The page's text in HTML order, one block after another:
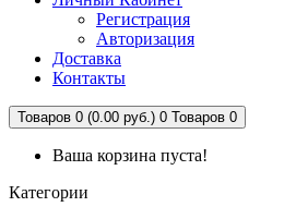
Регистрация
Авторизация
Доставка
Контакты
Товаров 0 (0.00 руб.) 0 Товаров 0
Ваша корзина пуста!
Категории